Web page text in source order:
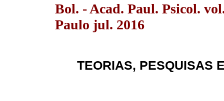
Bol. - Acad. Paul. Psicol.
Paulo jul. 2016
TEORIAS, PESQUISAS